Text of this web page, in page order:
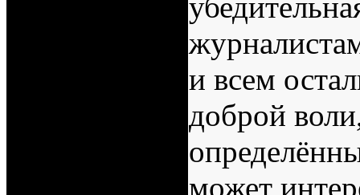
и всем
доброй
может